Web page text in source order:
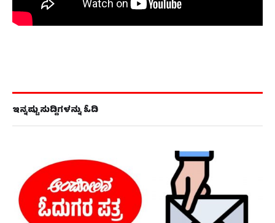
ಇನ್ನಷ್ಟು ಸುದ್ದಿಗಳನ್ನು ಓದಿ